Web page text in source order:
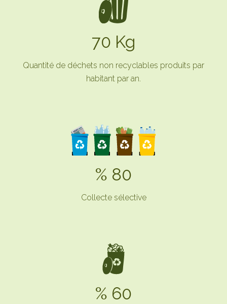
70 Kg
Quantité de déchets non recyclables produits par
habitant par an.
% 80
Collecte sélective
% 60